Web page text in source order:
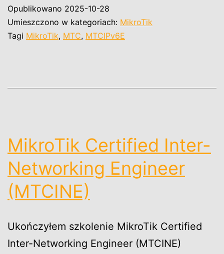
Engineer
Opublikowano 2025-10-28
Umieszczono w kategoriach: MikroTik
Tagi MikroTik, MTC, MTCIPv6E
MikroTik Certified Inter-
Networking Engineer
(MTCINE)
Ukończyłem szkolenie MikroTik Certified
Inter-Networking Engineer (MTCINE)